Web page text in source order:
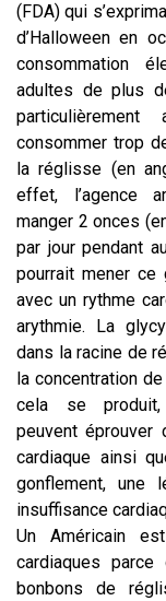
(FDA) qui
d’Halloween en
consommation
adultes de plus
consommer trop
la réglisse (en
effet, l’agence
manger 2 onces
par jour pendant
pourrait mener ce
avec un rythme
arythmie. La
dans la racine de
la concentration
cela se produit,
peuvent éprouver
cardiaque ainsi
gonflement, une
insuffisance
Un Américain
cardiaques
bonbons de